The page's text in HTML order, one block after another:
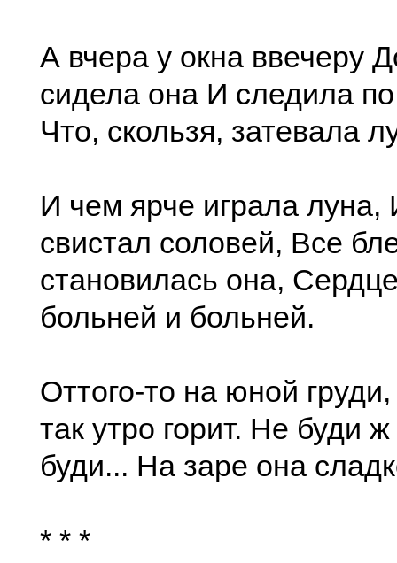
А вчера у окна ввечеру
сидела она И следила по
Что, скользя, затевала
И чем ярче играла луна,
свистал соловей, Все
становилась она,
больней и больней.
Оттого-то на юной
так утро горит. Не буди
буди... На заре она
* * *